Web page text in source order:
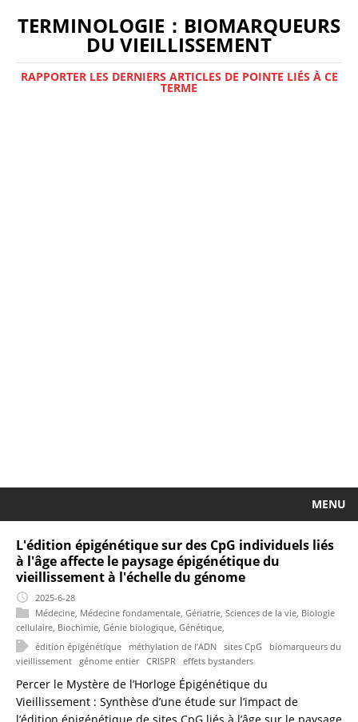
TERMINOLOGIE：BIOMARQUEURS
DU VIEILLISSEMENT
RAPPORTER LES DERNIERS ARTICLES DE POINTE LIÉS À CE
TERME
MENU
L'édition épigénétique sur des CpG individuels liés
à l'âge affecte le paysage épigénétique du
vieillissement à l'échelle du génome
2025-6-28
Médecine Médecine fondamentale Gériatrie Sciences de la vie Biologie
cellulaire Biochimie Génie biologique Génétique
édition épigénétique
méthylation de l’ADN sites CpG
biomarqueurs du
vieillissement génome entier CRISPR effets bystanders
Percer le Mystère de l’Horloge Épigénétique du
Vieillissement : Synthèse d’une étude sur l’impact de